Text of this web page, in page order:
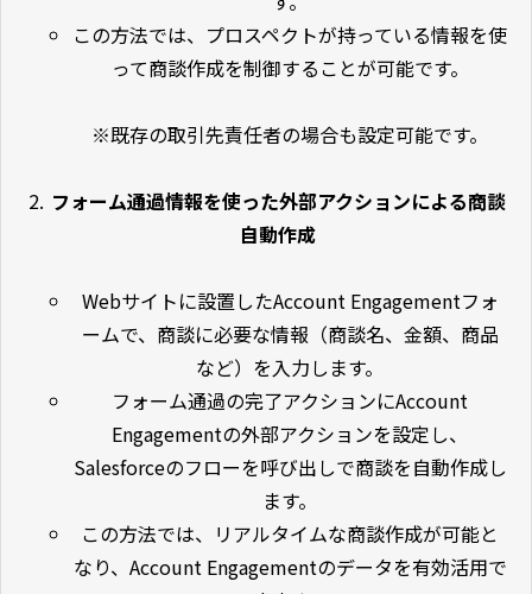
この方法では、プロスペクトが持っている情報を使
って商談作成を制御することが可能です。
※既存の取引先責任者の場合も設定可能です。
フォーム通過情報を使った外部アクションによる商談
自動作成
Webサイトに設置したAccount Engagementフォ
ームで、商談に必要な情報（商談名、金額、商品
など）を入力します。
フォーム通過の完了アクションにAccount
Engagementの外部アクションを設定し、
Salesforceのフローを呼び出しで商談を自動作成し
ます。
この方法では、リアルタイムな商談作成が可能と
なり、Account Engagementのデータを有効活用で